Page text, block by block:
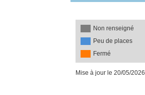
Non renseigné
Peu de places
Fermé
Mise à jour le 20/05/2026